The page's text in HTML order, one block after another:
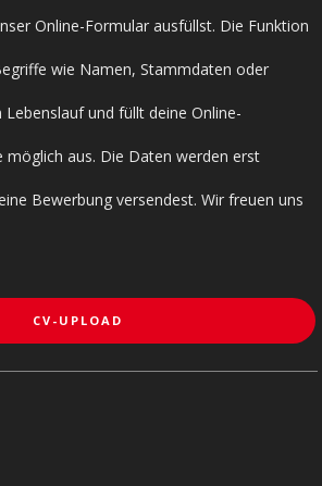
Online-Formular ausfüllst. Die Funktion
wie Namen, Stammdaten oder
und füllt deine Online-
möglich aus. Die Daten werden erst
Bewerbung versendest. Wir freuen uns
CV-UPLOAD